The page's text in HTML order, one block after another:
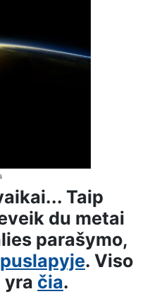
Taip
du metai
parašymo,
puslapyje. Viso
yra čia.